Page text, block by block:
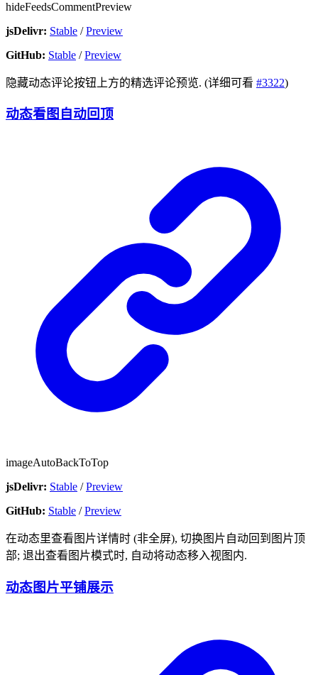
hideFeedsCommentPreview
jsDelivr: Stable /Preview
GitHub: Stable /Preview
隐藏动态评论按钮上方的精选评论预览. (详细可看 #3322)
动态看图自动回顶
imageAutoBackToTop
jsDelivr: Stable /Preview
GitHub: Stable /Preview
在动态里查看图片详情时 (非全屏), 切换图片自动回到图片顶
部; 退出查看图片模式时, 自动将动态移入视图内.
动态图片平铺展示